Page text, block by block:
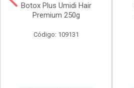
Botox Plus Umidi Hair
Premium 250g
Código: 109131